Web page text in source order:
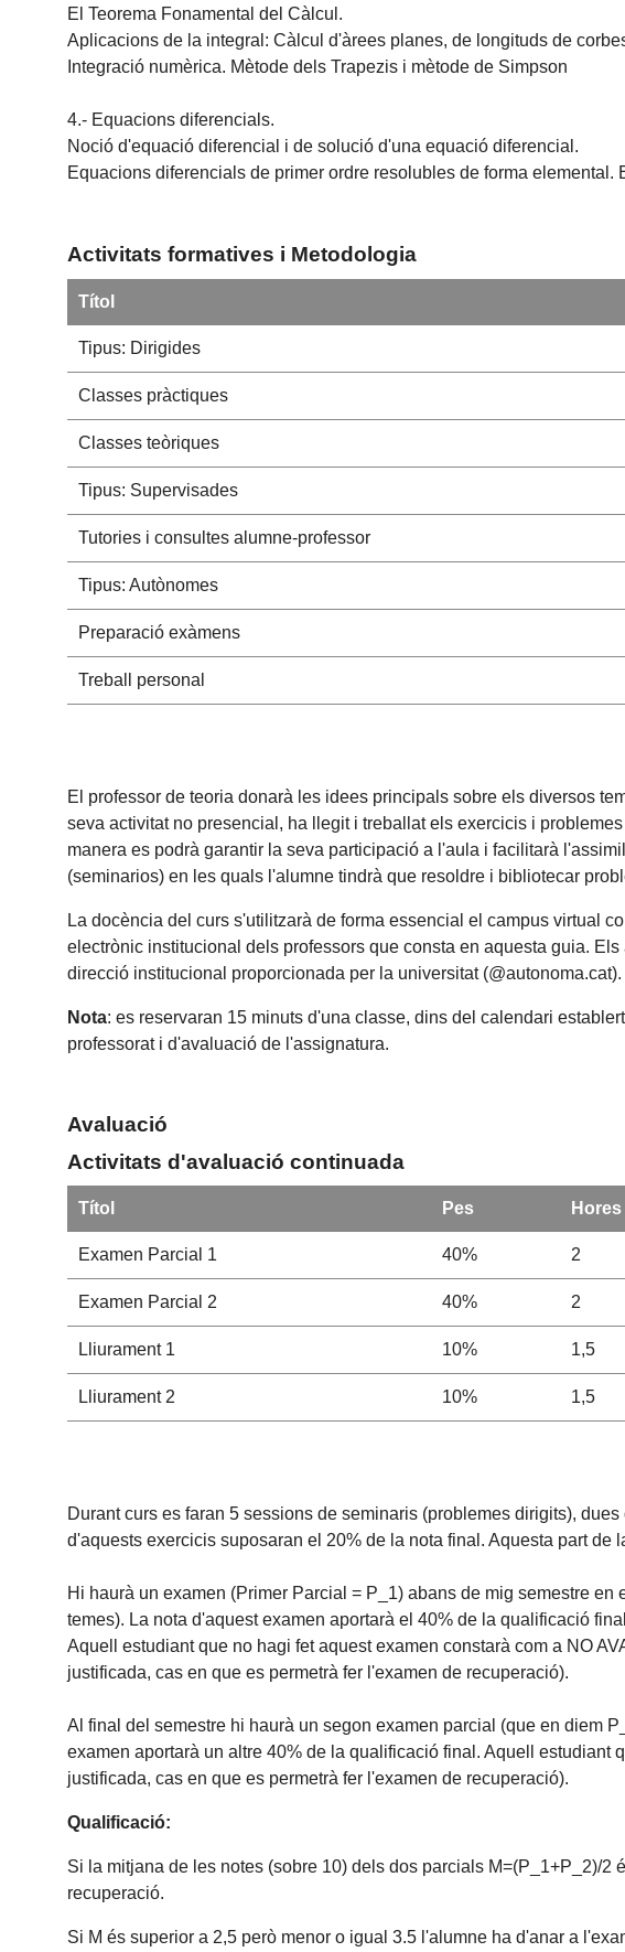
El Teorema Fonamental del Càlcul.
Aplicacions de la integral: Càlcul d'àrees planes, de longituds de
Integració numèrica. Mètode dels Trapezis i mètode de Simpson
4.- Equacions diferencials.
Noció d'equació diferencial i de solució d'una equació diferencial.
Equacions diferencials de primer ordre resolubles de forma
Activitats formatives i Metodologia
Títol
Tipus: Dirigides
Classes pràctiques
Classes teòriques
Tipus: Supervisades
Tutories i consultes alumne-professor
Tipus: Autònomes
Preparació exàmens
Treball personal
El professor de teoria donarà les idees principals sobre els diversos
seva activitat no presencial, ha llegit i treballat els exercicis i
manera es podrà garantir la seva participació a l'aula i facilitarà
(seminarios) en les quals l'alumne tindrà que resoldre i bibliotecar
La docència del curs s'utilitzarà de forma essencial el campus virtual
electrònic institucional dels professors que consta en aquesta guia.
direcció institucional proporcionada per la universitat
Nota: es reservaran 15 minuts d'una classe, dins del calendari
professorat i d'avaluació de l'assignatura.
Avaluació
Activitats d'avaluació continuada
Títol Pes Hores
Examen Parcial 1 40% 2
Examen Parcial 2 40% 2
Lliurament 1 10% 1,5
Lliurament 2 10% 1,5
Durant curs es faran 5 sessions de seminaris (problemes dirigits),
d'aquests exercicis suposaran el 20% de la nota final. Aquesta part de
Hi haurà un examen (Primer Parcial = P_1) abans de mig semestre
temes). La nota d'aquest examen aportarà el 40% de la qualificació
Aquell estudiant que no hagi fet aquest examen constarà com a NO
justificada, cas en que es permetrà fer l'examen de recuperació).
Al final del semestre hi haurà un segon examen parcial (que en diem
examen aportarà un altre 40% de la qualificació final. Aquell estudiant
justificada, cas en que es permetrà fer l'examen de recuperació).
Qualificació:
Si la mitjana de les notes (sobre 10) dels dos parcials M=(P_1+P_2)/2
recuperació.
Si M és superior a 2,5 però menor o igual 3.5 l'alumne ha d'anar a